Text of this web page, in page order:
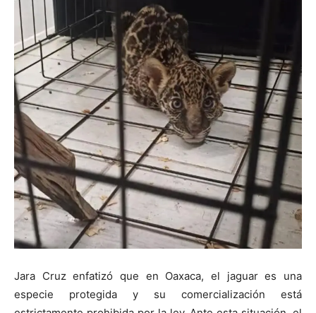
Jara Cruz enfatizó que en Oaxaca, el jaguar es una
especie protegida y su comercialización está